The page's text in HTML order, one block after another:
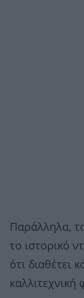
Παράλληλα,
το ιστορικό
ότι διαθέτει